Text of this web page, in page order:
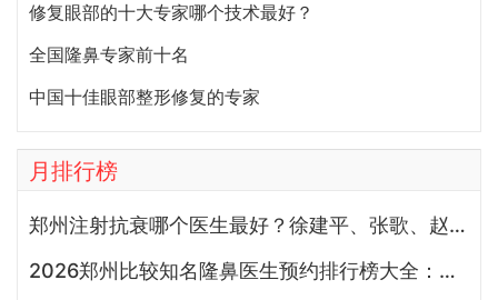
修复眼部的十大专家哪个技术最好？
全国隆鼻专家前十名
中国十佳眼部整形修复的专家
月排行榜
郑州注射抗衰哪个医生最好？徐建平、张歌、赵永华、张婉霞、王妍芝、唐喜、李娟、朱怡梦哪个好？
2026郑州比较知名隆鼻医生预约排行榜大全：胡志成、周蔚、张海洋、王启立、张鹏、李冰谁做鼻子更好？